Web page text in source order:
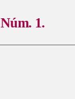
Núm. 1.